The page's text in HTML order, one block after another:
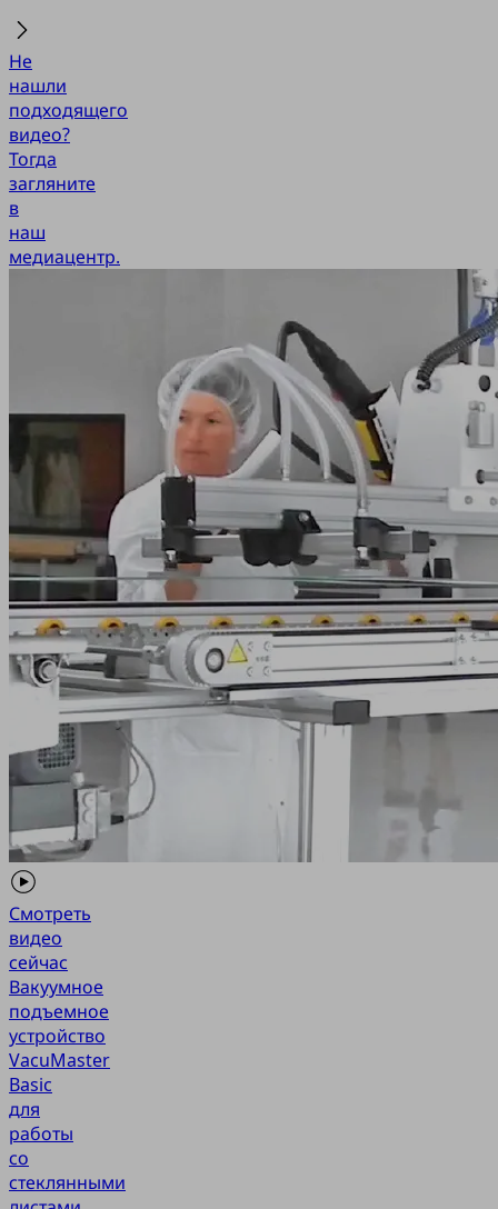
Не
нашли
подходящего
видео?
Тогда
загляните
в
наш
медиацентр.
Смотреть
видео
сейчас
Вакуумное
подъемное
устройство
VacuMaster
Basic
для
работы
со
стеклянными